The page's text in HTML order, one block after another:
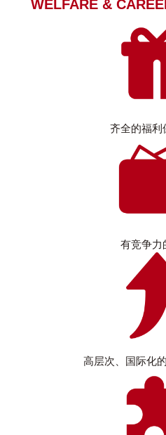
WELFARE &
齐全的福利
有竞争力
高层次、国际化